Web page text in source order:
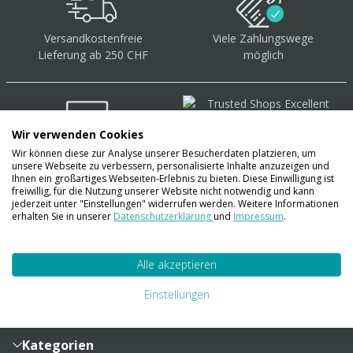
Versandkostenfreie
Lieferung ab 250 CHF
Viele Zahlungswege
möglich
Über 40.000 Artikel auf
Lager
Sendungsverfolgung
Zahlung und Versand
Lieferinformationen
Kategorien
Wir verwenden Cookies
Wir können diese zur Analyse unserer Besucherdaten platzieren, um
unsere Webseite zu verbessern, personalisierte Inhalte anzuzeigen und
Ihnen ein großartiges Webseiten-Erlebnis zu bieten. Diese Einwilligung ist
freiwillig, für die Nutzung unserer Website nicht notwendig und kann
jederzeit unter "Einstellungen" widerrufen werden. Weitere Informationen
erhalten Sie in unserer Datenschutzerklärungund Impressum.
Alle akzeptieren
Einstellungen